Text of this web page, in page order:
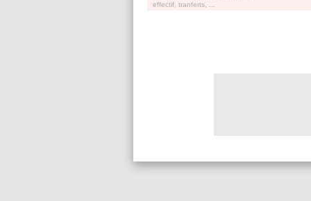
effectif, tranferts, ...